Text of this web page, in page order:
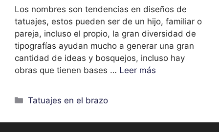
Los nombres son tendencias en diseños de
tatuajes, estos pueden ser de un hijo, familiar o
pareja, incluso el propio, la gran diversidad de
tipografías ayudan mucho a generar una gran
cantidad de ideas y bosquejos, incluso hay
obras que tienen bases … Leer más
Categorías
Tatuajes en el brazo